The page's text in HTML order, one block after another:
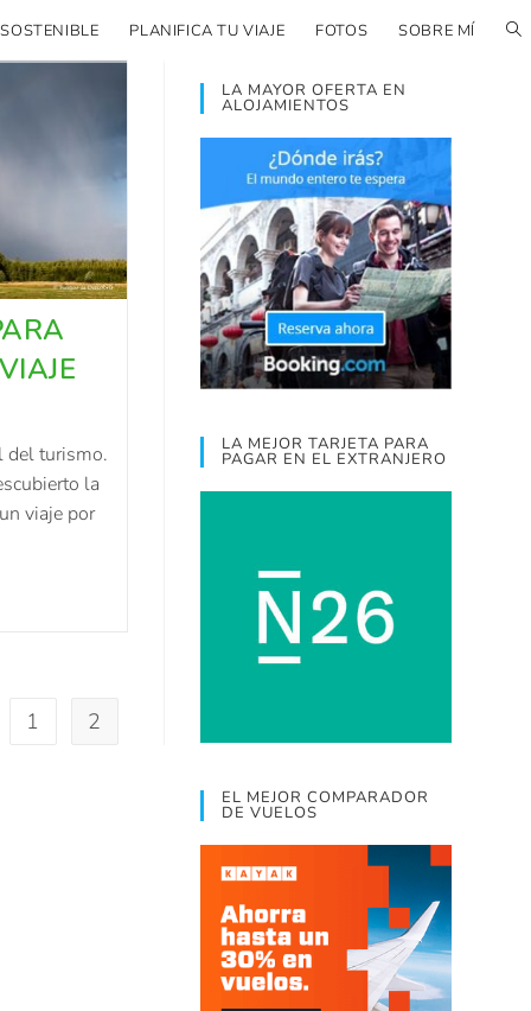
PLANIFICA TU VIAJE FOTOS SOBRE MÍ
del turismo.
la
viaje por
1 2
LA MAYOR OFERTA EN
ALOJAMIENTOS
LA MEJOR TARJETA PARA
PAGAR EN EL EXTRANJERO
EL MEJOR COMPARADOR
DE VUELOS